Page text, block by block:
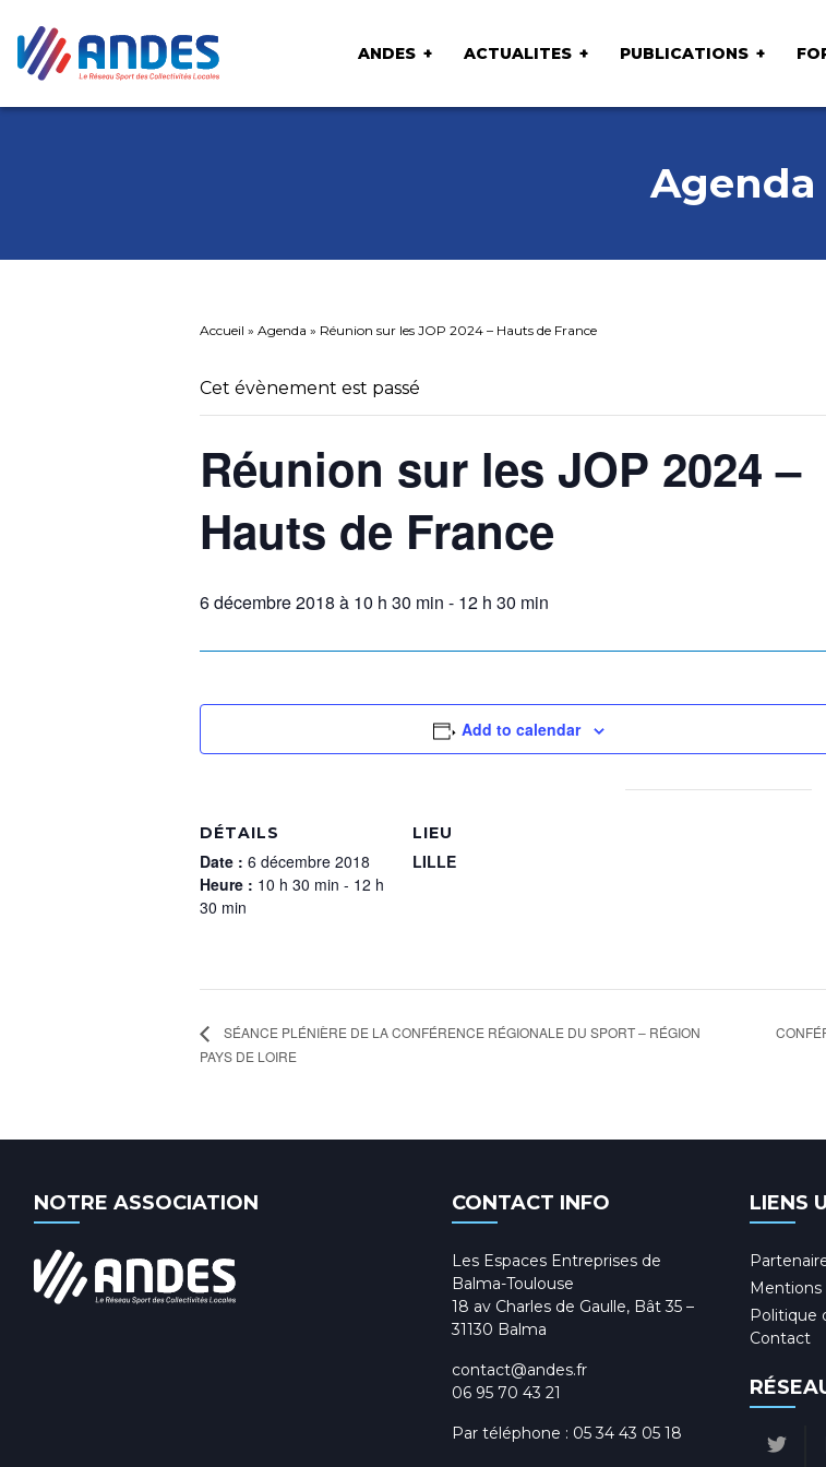
ANDES ACTUALITES PUBLICATIONS
Agenda
Accueil » Agenda » Réunion sur les JOP 2024 – Hauts de France
Cet évènement est passé
Réunion sur les JOP 2024 –
Hauts de France
6 décembre 2018 à 10 h 30 min - 12 h 30 min
Add to calendar
DÉTAILS
Date : 6 décembre 2018
Heure : 10 h 30 min - 12 h
30 min
LIEU
LILLE
SÉANCE PLÉNIÈRE DE LA CONFÉRENCE RÉGIONALE DU SPORT – RÉGION
PAYS DE LOIRE
NOTRE ASSOCIATION CONTACT INFO
Les Espaces Entreprises de
Balma-Toulouse
18 av Charles de Gaulle, Bât 35 –
31130 Balma
contact@andes.fr
06 95 70 43 21
Par téléphone : 05 34 43 05 18
LIENS
Mentions
Politique
Contact